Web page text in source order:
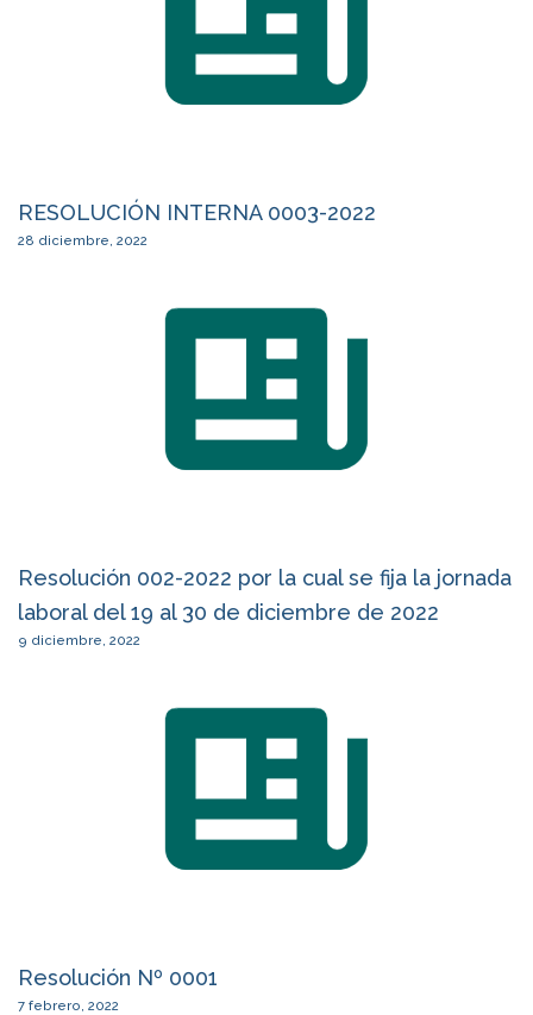
RESOLUCIÓN INTERNA 0003-2022
28 diciembre, 2022
Resolución 002-2022 por la cual se fija la jornada
laboral del 19 al 30 de diciembre de 2022
9 diciembre, 2022
Resolución Nº 0001
7 febrero, 2022